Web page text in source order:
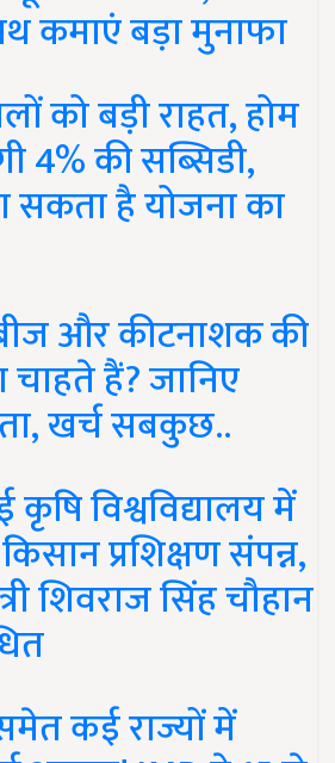
कमाएं बड़ा मुनाफा
को बड़ी राहत, होम
4% की सब्सिडी,
सकता है योजना का
और कीटनाशक की
हैं? जानिए
खर्च सबकुछ..
कृषि विश्वविद्यालय में
प्रशिक्षण संपन्न,
शिवराज सिंह चौहान
कई राज्यों में